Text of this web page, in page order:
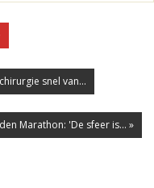
snel van...
Marathon: 'De sfeer is... »